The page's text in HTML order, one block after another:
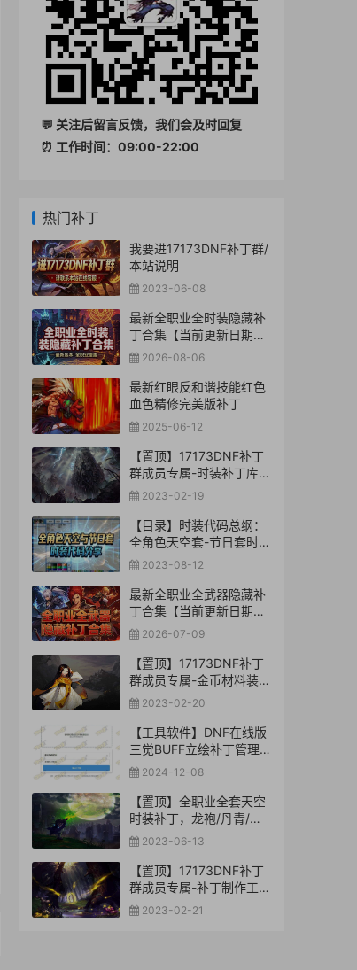
💬 关注后留言反馈，我们会及时回复
⏰ 工作时间：09:00-22:00
热门补丁
我要进17173DNF补丁群/
本站说明
2023-06-08
最新全职业全时装隐藏补
丁合集【当前更新日期：
2026-8-06】
2026-08-06
最新红眼反和谐技能红色
血色精修完美版补丁
2025-06-12
【置顶】17173DNF补丁
群成员专属-时装补丁库
【合集下载】
2023-02-19
【目录】时装代码总纲：
全角色天空套-节日套时装
代码分享
2023-08-12
最新全职业全武器隐藏补
丁合集【当前更新日期：
2026-7-09】
2026-07-09
【置顶】17173DNF补丁
群成员专属-金币材料装备
司南玉荣辟邪玉未央补丁
库【合集下载】
2023-02-20
【工具软件】DNF在线版
三觉BUFF立绘补丁管理
转换工具
2024-12-08
【置顶】全职业全套天空
时装补丁，龙袍/丹青/鸟
人/神器/深渊骑士-等等
2023-06-13
【置顶】17173DNF补丁
群成员专属-补丁制作工具
库【合集下载】
2023-02-21